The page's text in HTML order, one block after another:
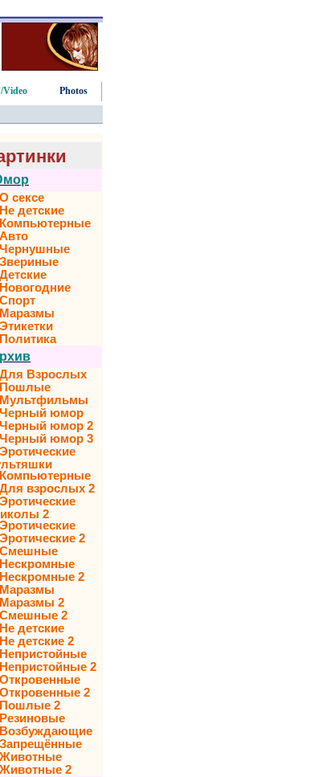
Video Photos
О сексе
Не детские
Компьютерные
Авто
Чернушные
Звериные
Детские
Новогодние
Спорт
Маразмы
Этикетки
Политика
Для Взрослых
Пошлые
Мультфильмы
Черный юмор
Черный юмор 2
Черный юмор 3
Эротические
Компьютерные
Для взрослых 2
Эротические
2
Эротические
Эротические 2
Смешные
Нескромные
Нескромные 2
Маразмы
Маразмы 2
Смешные 2
Не детские
Не детские 2
Непристойные
Непристойные 2
Откровенные
Откровенные 2
Пошлые 2
Резиновые
Возбуждающие
Запрещённые
Животные
Животные 2